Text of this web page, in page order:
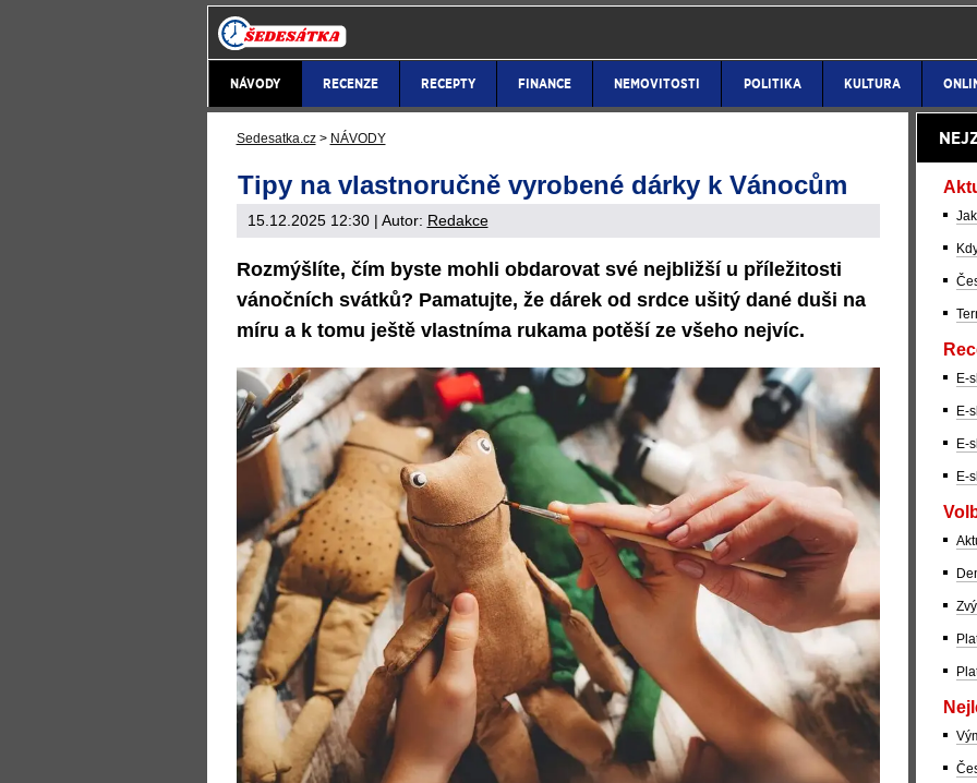
NÁVODY RECENZE RECEPTY FINANCE NEMOVITOSTI POLITIKA KULTURA
Sedesatka.cz > NÁVODY
Tipy na vlastnoručně vyrobené dárky k Vánocům
15.12.2025 12:30| Autor: Redakce
Rozmýšlíte, čím byste mohli obdarovat své nejbližší u příležitosti
vánočních svátků? Pamatujte, že dárek od srdce ušitý dané duši na
míru a k tomu ještě vlastníma rukama potěší ze všeho nejvíc.
E-
E-
E-
E-